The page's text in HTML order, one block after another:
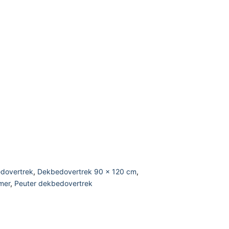
, Dekbedovertrek 90 x 120 cm,
, Peuter dekbedovertrek